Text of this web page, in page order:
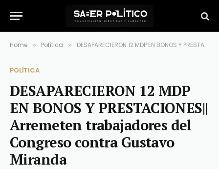
Home » Política » DESAPARECIERON 12 MDP EN BONOS Y PRESTACIONES|| Arremeten trabajadores del Congreso contra Gustavo Miranda
POLÍTICA
DESAPARECIERON 12 MDP
EN BONOS Y PRESTACIONES||
Arremeten trabajadores del
Congreso contra Gustavo
Miranda